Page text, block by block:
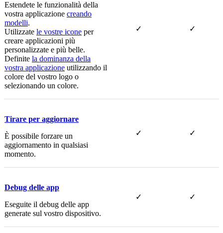
Estendete le funzionalità della
vostra applicazione creando
modelli.
Utilizzate le vostre icone per
creare applicazioni più
personalizzate e più belle.
Definite la dominanza della
vostra applicazione utilizzando il
colore del vostro logo o
selezionando un colore.
✓ ✓
Tirare per aggiornare
È possibile forzare un
aggiornamento in qualsiasi
momento.
✓ ✓
Debug delle app
Eseguite il debug delle app
generate sul vostro dispositivo.
✓ ✓